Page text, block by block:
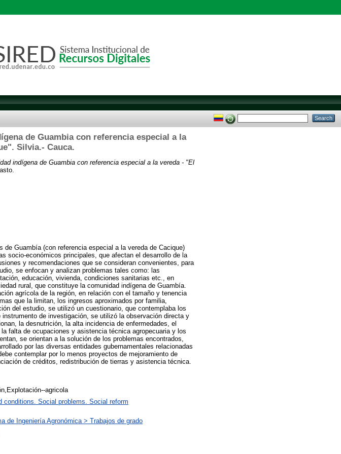
de Guambia con referencia especial a la
Silvia.- Cauca.
indígena de Guambia con referencia especial a la vereda - "El
Guambía (con referencia especial a la vereda de Cacique)
socio-económicos principales, que afectan el desarrollo de la
y recomendaciones que se consideran convenientes, para
se enfocan y analizan problemas tales como: las
educación, vivienda, condiciones sanitarias etc., en
rural, que constituye la comunidad indígena de Guambía.
agrícola de la región, en relación con el tamaño y tenencia
que la limitan, los ingresos aproximados por familia,
del estudio, se utilizó un cuestionario, que contemplaba los
de investigación, se utilizó la observación directa y
la desnutrición, la alta incidencia de enfermedades, el
falta de ocupaciones y asistencia técnica agropecuaria y los
se orientan a la solución de los problemas encontrados,
por las diversas entidades gubernamentales relacionadas
contemplar por lo menos proyectos de mejoramiento de
de créditos, redistribución de tierras y asistencia técnica.
agricola
Social problems. Social reform
de Ingeniería Agronómica > Trabajos de grado